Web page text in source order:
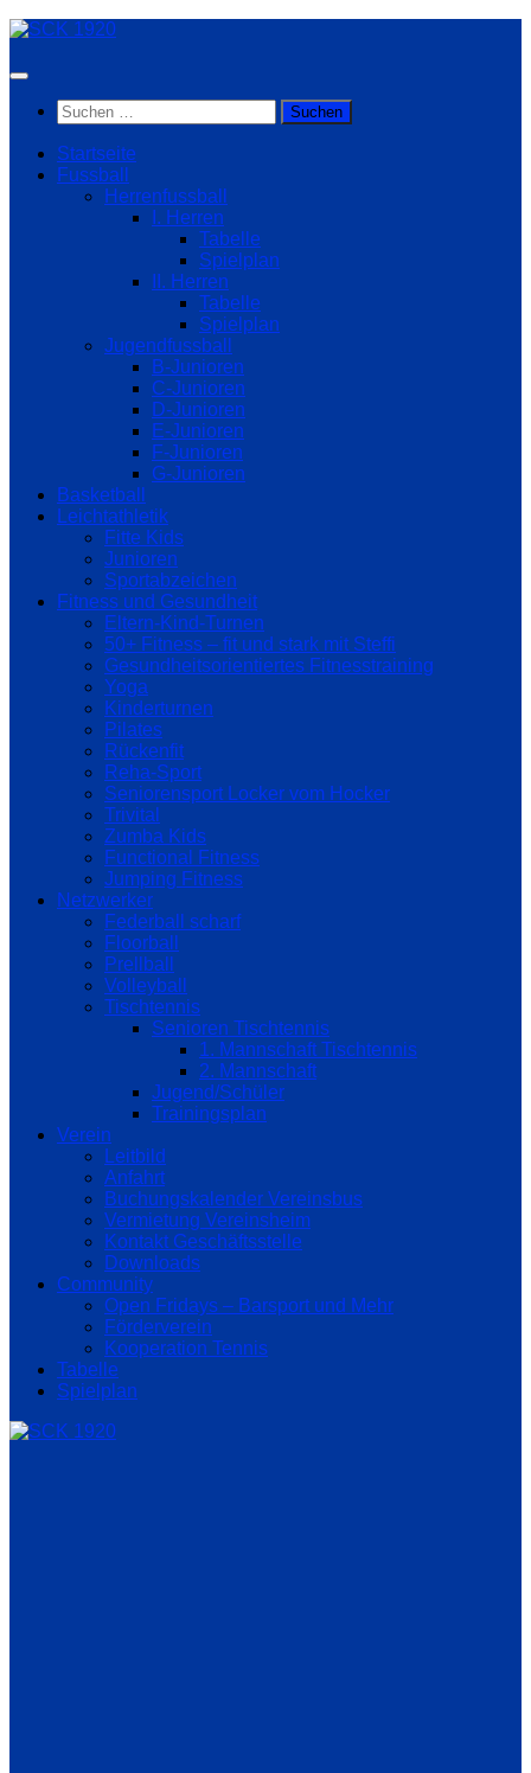
Zum
springen
Suchen
nach:
Startseite
Fussball
Herrenfussball
I. Herren
Tabelle
Spielplan
II. Herren
Tabelle
Spielplan
Jugendfussball
B-Junioren
C-Junioren
D-Junioren
E-Junioren
F-Junioren
G-Junioren
Basketball
Leichtathletik
Fitte Kids
Junioren
Sportabzeichen
Fitness und Gesundheit
Eltern-Kind-Turnen
50+ Fitness – fit und stark mit Steffi
Gesundheitsorientiertes Fitnesstraining
Yoga
Kinderturnen
Pilates
Rückenfit
Reha-Sport
Seniorensport Locker vom Hocker
Trivital
Zumba Kids
Functional Fitness
Jumping Fitness
Netzwerker
Federball scharf
Floorball
Prellball
Volleyball
Tischtennis
Senioren Tischtennis
1. Mannschaft Tischtennis
2. Mannschaft
Jugend/Schüler
Trainingsplan
Verein
Leitbild
Anfahrt
Buchungskalender Vereinsbus
Vermietung Vereinsheim
Kontakt Geschäftsstelle
Downloads
Community
Open Fridays – Barsport und Mehr
Förderverein
Kooperation Tennis
Tabelle
Spielplan